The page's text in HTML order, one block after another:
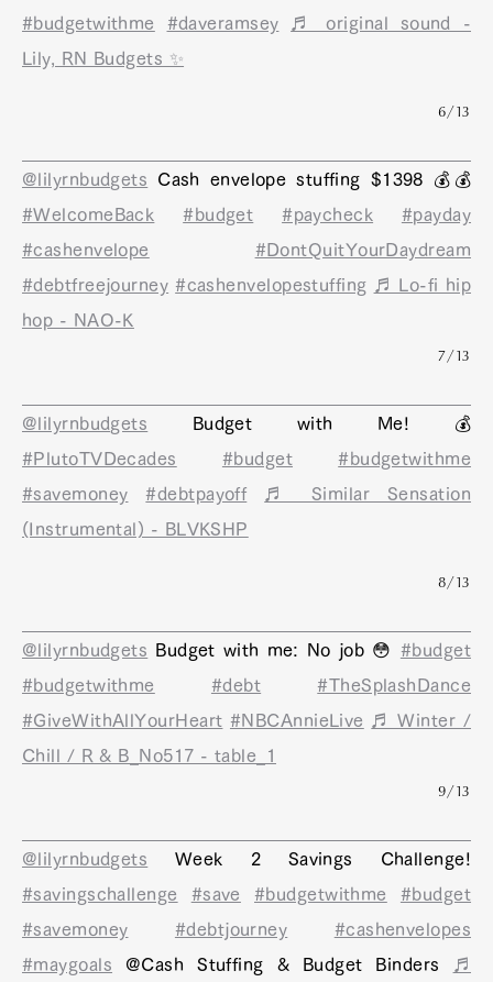
#budgetwithme #daveramsey
♬ original sound -
Lily, RN Budgets ✨
6/13
@lilyrnbudgets Cash envelope stuffing $1398 💰💰
#WelcomeBack
#budget #paycheck
#payday
#cashenvelope
#DontQuitYourDaydream
#debtfreejourney #cashenvelopestuffing
♬ Lo-fi hip
hop - NAO-K
7/13
@lilyrnbudgets Budget with Me! 💰
#PlutoTVDecades
#budget
#budgetwithme
#savemoney
#debtpayoff
♬ Similar Sensation
(Instrumental) - BLVKSHP
8/13
@lilyrnbudgets Budget with me: No job 😳 #budget
#budgetwithme
#debt
#TheSplashDance
#GiveWithAllYourHeart #NBCAnnieLive
♬ Winter /
Chill / R & B_No517 - table_1
9/13
@lilyrnbudgets Week 2 Savings Challenge!
#savingschallenge
#save #budgetwithme
#budget
#savemoney
#debtjourney
#cashenvelopes
#maygoals @Cash Stuffing & Budget Binders
♬